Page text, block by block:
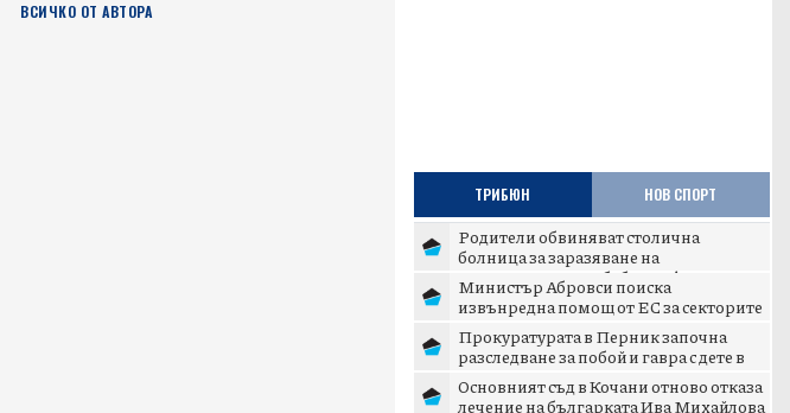
ВСИЧКО ОТ АВТОРА
ТРИБЮН НОВ СПОРТ
Родители обвиняват столична
болница за заразяване на
новороденото им бебе с инфекция
Министър Абровси поиска
извънредна помощ от ЕС за секторите
млекопроизводство и свиневъдст...
Прокуратурата в Перник започна
разследване за побой и гавра с дете в
Радомир
Основният съд в Кочани отново отказа
лечение на българката Ива Михайлова